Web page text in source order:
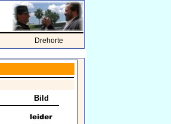
Drehorte
Bild